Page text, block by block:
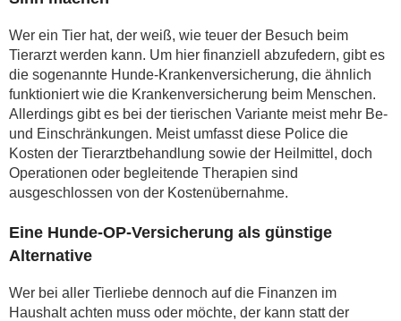
Wer ein Tier hat, der weiß, wie teuer der Besuch beim
Tierarzt werden kann. Um hier finanziell abzufedern, gibt es
die sogenannte Hunde-Krankenversicherung, die ähnlich
funktioniert wie die Krankenversicherung beim Menschen.
Allerdings gibt es bei der tierischen Variante meist mehr Be-
und Einschränkungen. Meist umfasst diese Police die
Kosten der Tierarztbehandlung sowie der Heilmittel, doch
Operationen oder begleitende Therapien sind
ausgeschlossen von der Kostenübernahme.
Eine Hunde-OP-Versicherung als günstige
Alternative
Wer bei aller Tierliebe dennoch auf die Finanzen im
Haushalt achten muss oder möchte, der kann statt der